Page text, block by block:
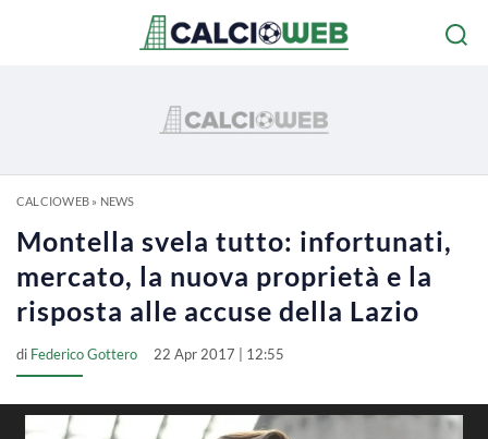
CALCIOWEB» NEWS
Montella svela tutto: infortunati,
mercato, la nuova proprietà e la
risposta alle accuse della Lazio
di Federico Gottero 22 Apr 2017 | 12:55